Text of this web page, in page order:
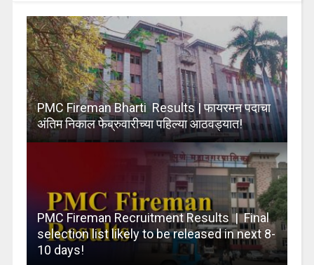
PMC Fireman Bharti Results | फायरमन पदाचा
अंतिम निकाल फेब्रुवारीच्या पहिल्या आठवड्यात!
PMC Fireman Recruitment Results | Final
selection list likely to be released in next 8-
10 days!